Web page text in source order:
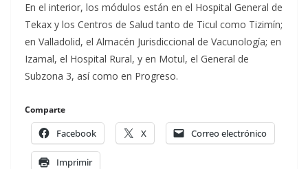
En el interior, los módulos están en el Hospital General de
Tekax y los Centros de Salud tanto de Ticul como Tizimín;
en Valladolid, el Almacén Jurisdiccional de Vacunología; en
Izamal, el Hospital Rural, y en Motul, el General de
Subzona 3, así como en Progreso.
Comparte
Facebook X Correo electrónico
Imprimir